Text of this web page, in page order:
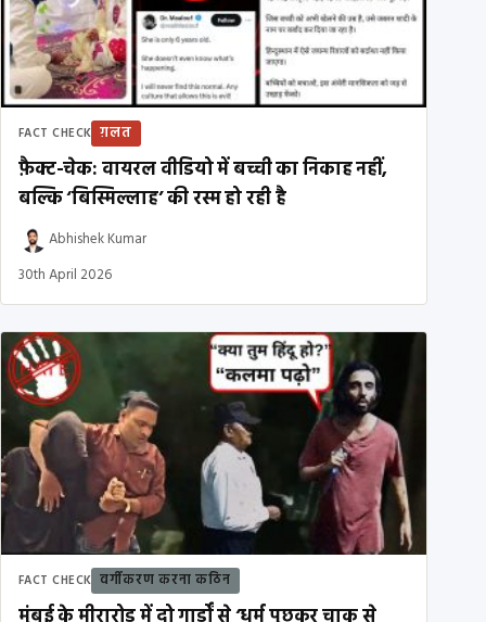
FACT CHECK ग़लत
फ़ैक्ट-चेक: वायरल वीडियो में बच्ची का निकाह नहीं,
बल्कि ‘बिस्मिल्लाह’ की रस्म हो रही है
Abhishek Kumar
30th April 2026
FACT CHECK वर्गीकरण करना कठिन